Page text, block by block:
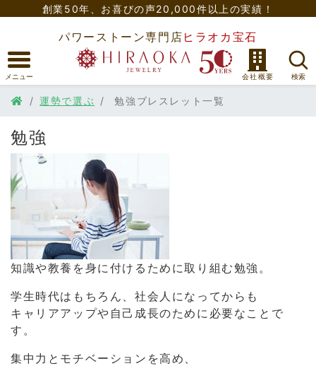
創業50年、 お喜びの声20,000件以上の実績！
パワーストーン専門店 ヒラオカ宝石
運勢で選ぶ 勉強ブレスレット一覧
勉強
知識や教養を身に付けるために取り組む勉強。
学生時代はもちろん、社会人になってからも
キャリアアップや自己成長のために必要なことで
す。
集中力とモチベーションを高め、